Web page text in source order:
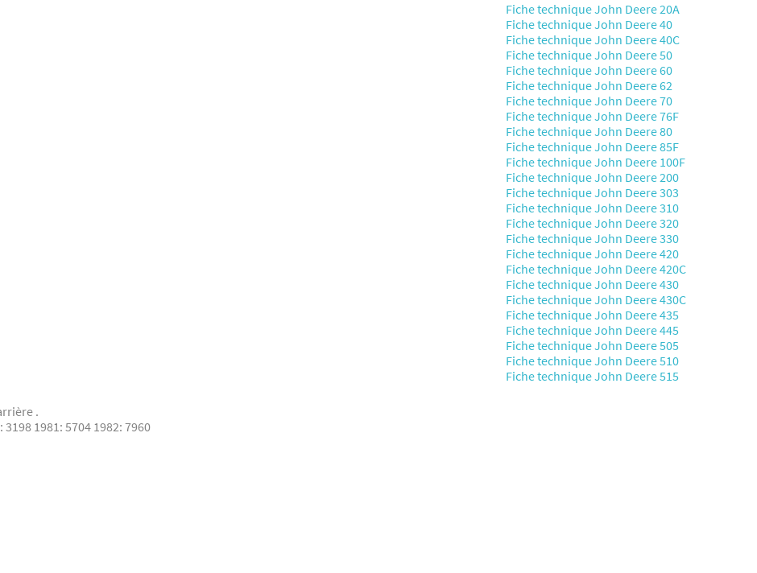
.
1981: 5704 1982: 7960
Fiche technique John Deere 20A
Fiche technique John Deere 40
Fiche technique John Deere 40C
Fiche technique John Deere 50
Fiche technique John Deere 60
Fiche technique John Deere 62
Fiche technique John Deere 70
Fiche technique John Deere 76F
Fiche technique John Deere 80
Fiche technique John Deere 85F
Fiche technique John Deere 100F
Fiche technique John Deere 200
Fiche technique John Deere 303
Fiche technique John Deere 310
Fiche technique John Deere 320
Fiche technique John Deere 330
Fiche technique John Deere 420
Fiche technique John Deere 420C
Fiche technique John Deere 430
Fiche technique John Deere 430C
Fiche technique John Deere 435
Fiche technique John Deere 445
Fiche technique John Deere 505
Fiche technique John Deere 510
Fiche technique John Deere 515